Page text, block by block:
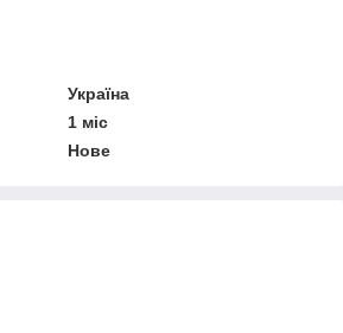
Україна
1 міс
Нове